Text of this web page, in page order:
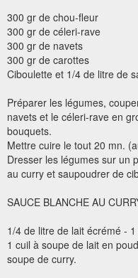
300 gr de chou-fleur
300 gr de céleri-rave
300 gr de navets
300 gr de carottes
Ciboulette et 1/4 de litre de
Préparer les légumes,
navets et le céleri-rave en
bouquets.
Mettre cuire le tout 20 mn.
Dresser les légumes sur un
au curry et saupoudrer de
SAUCE BLANCHE AU
1/4 de litre de lait écrémé -
1 cuil à soupe de lait en
soupe de curry.